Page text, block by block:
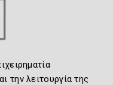
την λειτουργία της